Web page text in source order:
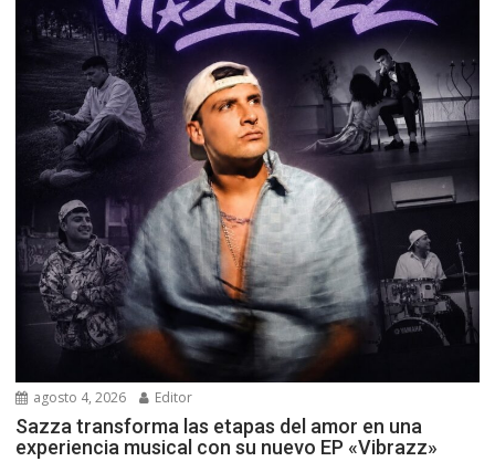
agosto 4, 2026 Editor
Sazza transforma las etapas del amor en una
experiencia musical con su nuevo EP «Vibrazz»